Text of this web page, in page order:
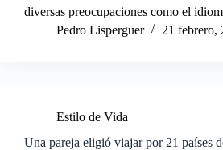
diversas preocupaciones como el
Pedro Lisperguer
21 febrero,
Estilo de Vida
Una pareja eligió viajar por 21 países